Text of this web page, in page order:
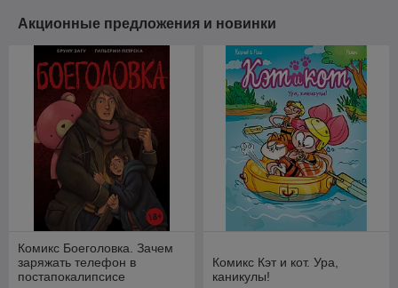
Акционные предложения и новинки
Комикс Боеголовка. Зачем
заряжать телефон в
постапокалипсисе
Комикс Кэт и кот. Ура,
каникулы!